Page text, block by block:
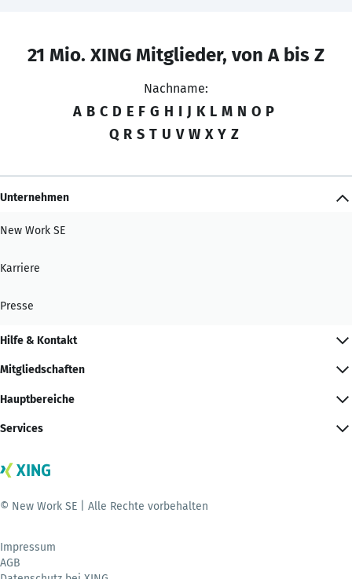
21 Mio. XING Mitglieder, von A bis Z
Nachname:
A B C D E F G H I J K L M N O P
Q R S T U V W X Y Z
Unternehmen
New Work SE
Karriere
Presse
Hilfe & Kontakt
Mitgliedschaften
Hauptbereiche
Services
© New Work SE | Alle Rechte vorbehalten
Impressum
AGB